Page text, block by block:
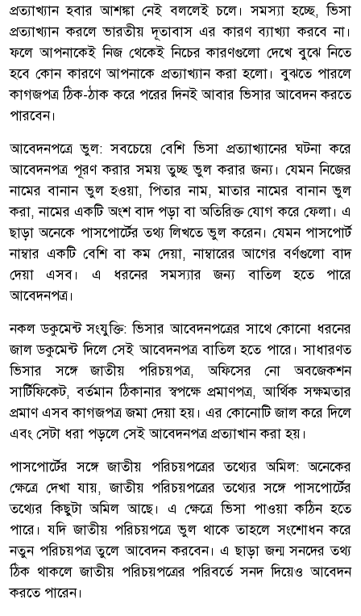
প্রত্যাখ্যান হবার আশঙ্কা নেই বললেই চলে। সমস্যা হচ্ছে, ভিসা
প্রত্যাখ্যান করলে ভারতীয় দূতাবাস এর কারণ ব্যাখ্যা করবে না।
ফলে আপনাকেই নিজ থেকেই নিচের কারণগুলো দেখে বুঝে নিতে
হবে কোন কারণে আপনাকে প্রত্যাখ্যান করা হলো। বুঝতে পারলে
কাগজপত্র ঠিক-ঠাক করে পরের দিনই আবার ভিসার আবেদন করতে
পারবেন।
আবেদনপত্রে ভুল: সবচেয়ে বেশি ভিসা প্রত্যাখ্যানের ঘটনা করে
আবেদনপত্র পূরণ করার সময় তুচ্ছ ভুল করার জন্য। যেমন নিজের
নামের বানান ভুল হওয়া, পিতার নাম, মাতার নামের বানান ভুল
করা, নামের একটি অংশ বাদ পড়া বা অতিরিক্ত যোগ করে ফেলা। এ
ছাড়া অনেকে পাসপোর্টের তথ্য লিখতে ভুল করেন। যেমন পাসপোর্ট
নাম্বার একটি বেশি বা কম দেয়া, নাম্বারের আগের বর্ণগুলো বাদ
দেয়া এসব। এ ধরনের সমস্যার জন্য বাতিল হতে পারে
আবেদনপত্র।
নকল ডকুমেন্ট সংযুক্তি: ভিসার আবেদনপত্রের সাথে কোনো ধরনের
জাল ডকুমেন্ট দিলে সেই আবেদনপত্র বাতিল হতে পারে। সাধারণত
ভিসার সঙ্গে জাতীয় পরিচয়পত্র, অফিসের নো অবজেকশন
সার্টিফিকেট, বর্তমান ঠিকানার স্বপক্ষে প্রমাণপত্র, আর্থিক সক্ষমতার
প্রমাণ এসব কাগজপত্র জমা দেয়া হয়। এর কোনোটি জাল করে দিলে
এবং সেটা ধরা পড়লে সেই আবেদনপত্র প্রত্যাখান করা হয়।
পাসপোর্টের সঙ্গে জাতীয় পরিচয়পত্রের তথ্যের অমিল: অনেকের
ক্ষেত্রে দেখা যায়, জাতীয় পরিচয়পত্রের তথ্যের সঙ্গে পাসপোর্টের
তথ্যের কিছুটা অমিল আছে। এ ক্ষেত্রে ভিসা পাওয়া কঠিন হতে
পারে। যদি জাতীয় পরিচয়পত্রে ভুল থাকে তাহলে সংশোধন করে
নতুন পরিচয়পত্র তুলে আবেদন করবেন। এ ছাড়া জন্ম সনদের তথ্য
ঠিক থাকলে জাতীয় পরিচয়পত্রের পরিবর্তে সনদ দিয়েও আবেদন
করতে পারেন।